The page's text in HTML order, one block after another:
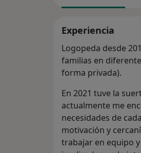
Experiencia
Logopeda desde
familias en
forma privada).
En 2021 tuve la
actualmente me
necesidades de
motivación y
trabajar en equipo